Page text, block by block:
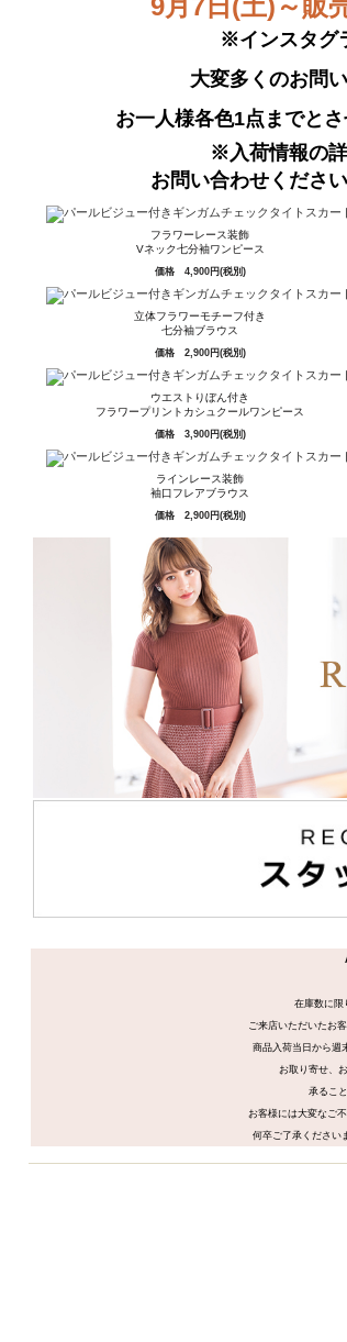
9月7日(土)～販
※インスタグ
大変多くのお問
お一人様各色1点までと
※入荷情報の
お問い合わせくださ
フラワーレース装飾
Vネック七分袖ワンピース
価格 4,900円(税別)
立体フラワーモチーフ付き
七分袖ブラウス
価格 2,900円(税別)
ウエストりぼん付き
フラワープリントカシュクールワンピース
価格 3,900円(税別)
ラインレース装飾
袖口フレアブラウス
価格 2,900円(税別)
在庫数に限
ご来店いただいたお
商品入荷当日から週
お取り寄せ、
承るこ
お客様には大変なご
何卒ご了承ください